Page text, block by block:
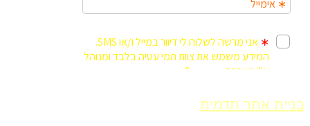
בניית אתר תדמית